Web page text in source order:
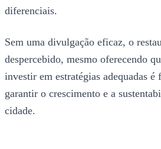
diferenciais.
Sem uma divulgação eficaz, o
despercebido, mesmo oferecendo
investir em estratégias adequadas é
garantir o crescimento e a
cidade.